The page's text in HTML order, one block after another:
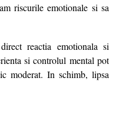
riscurile emotionale si sa
reactia emotionala si
si controlul mental pot
moderat. In schimb, lipsa